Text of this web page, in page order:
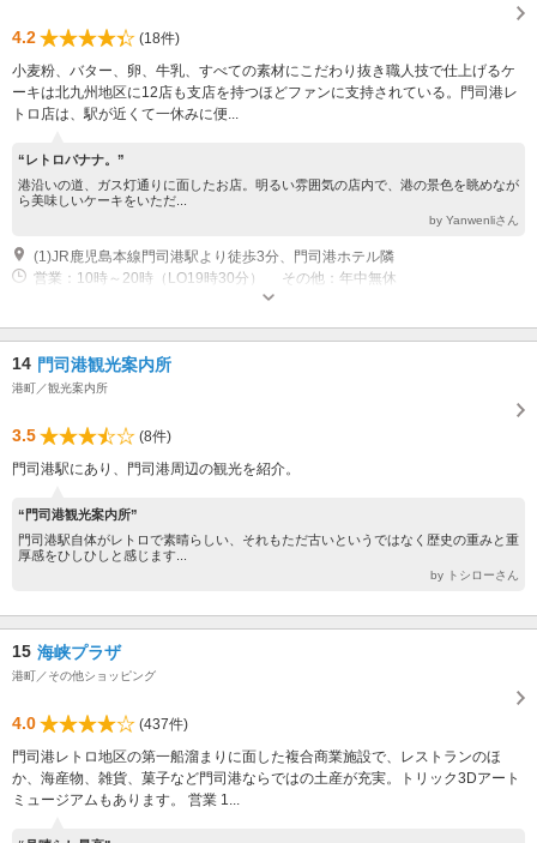
4.2
(18件)
小麦粉、バター、卵、牛乳、すべての素材にこだわり抜き職人技で仕上げるケ
ーキは北九州地区に12店も支店を持つほどファンに支持されている。門司港レ
トロ店は、駅が近くて一休みに便...
“レトロバナナ。”
港沿いの道、ガス灯通りに面したお店。明るい雰囲気の店内で、港の景色を眺めなが
ら美味しいケーキをいただ...
by Yanwenliさん
(1)JR鹿児島本線門司港駅より徒歩3分、門司港ホテル隣
営業：10時～20時（LO19時30分） その他：年中無休
14 門司港観光案内所
港町／観光案内所
3.5
(8件)
門司港駅にあり、門司港周辺の観光を紹介。
“門司港観光案内所”
門司港駅自体がレトロで素晴らしい、それもただ古いというではなく歴史の重みと重
厚感をひしひしと感じます...
by トシローさん
15 海峡プラザ
港町／その他ショッピング
4.0
(437件)
門司港レトロ地区の第一船溜まりに面した複合商業施設で、レストランのほ
か、海産物、雑貨、菓子など門司港ならではの土産が充実。トリック3Dアート
ミュージアムもあります。 営業 1...